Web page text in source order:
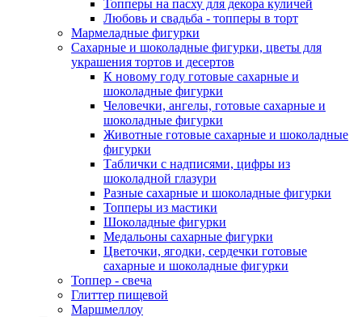
Топперы на пасху для декора куличей
Любовь и свадьба - топперы в торт
Мармеладные фигурки
Сахарные и шоколадные фигурки, цветы для
украшения тортов и десертов
К новому году готовые сахарные и
шоколадные фигурки
Человечки, ангелы, готовые сахарные и
шоколадные фигурки
Животные готовые сахарные и шоколадные
фигурки
Таблички с надписями, цифры из
шоколадной глазури
Разные сахарные и шоколадные фигурки
Топперы из мастики
Шоколадные фигурки
Медальоны сахарные фигурки
Цветочки, ягодки, сердечки готовые
сахарные и шоколадные фигурки
Топпер - свеча
Глиттер пищевой
Маршмеллоу